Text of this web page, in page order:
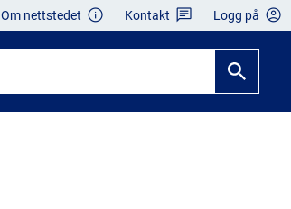
Om nettstedet Kontakt Logg på